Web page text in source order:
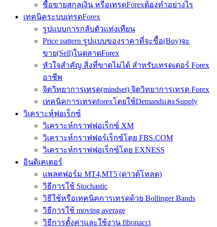
ซื้อขายสกุลเงิน หรือเทรดForexต้องทำอย่างไร
เทคนิคระบบเทรดForex
รูปแบบการกลับตัวแท่งเทียน
Price pattern รูปแบบของราคาที่จะซื้อ(Buy)จะ
ขาย(Sell)ในตลาดForex
หัวใจสำคัญ สิ่งที่ขาดไม่ได้ สำหรับเทรดเดอร์ Forex
อาชีพ
จิตวิทยาการเทรด(mindset) จิตวิทยาการเทรด Forex
เทคนิคการเทรดforexโดยใช้DemandและSupply
วิเคราะห์ฟอเร็กซ์
วิเคราะห์กราฟฟอเร็กซ์ XM
วิเคราะห์กราฟฟอร์เร็กซ์โดย FBS.COM
วิเคราะห์กราฟฟอเร็กซ์โดย EXNESS
อินดิเคเตอร์
แพลตฟอร์ม MT4,MT5 (ดาวด์โหลด)
วิธีการใช้ Stochastic
วิธีใช้หรือเทคนิคการเทรดด้วย Bollinger Bands
วิธีการใช้ moving average
วิธีการตั้งค่าและใช้งาน fibonacci